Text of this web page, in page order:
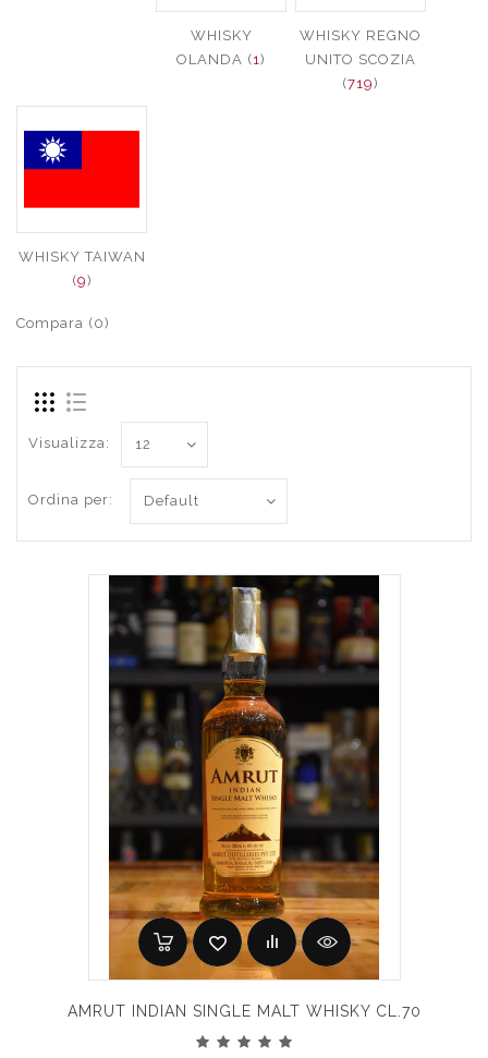
WHISKY
OLANDA (1)
WHISKY REGNO
UNITO SCOZIA
(719)
WHISKY TAIWAN
(9)
Compara (0)
Visualizza:
Ordina per:
AMRUT INDIAN SINGLE MALT WHISKY CL.70